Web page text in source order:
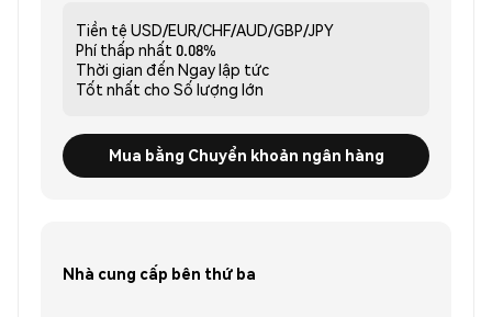
Tiền tệ USD/EUR/CHF/AUD/GBP/JPY
Phí thấp nhất 0.08%
Thời gian đến Ngay lập tức
Tốt nhất cho Số lượng lớn
Mua bằng Chuyển khoản ngân hàng
Nhà cung cấp bên thứ ba